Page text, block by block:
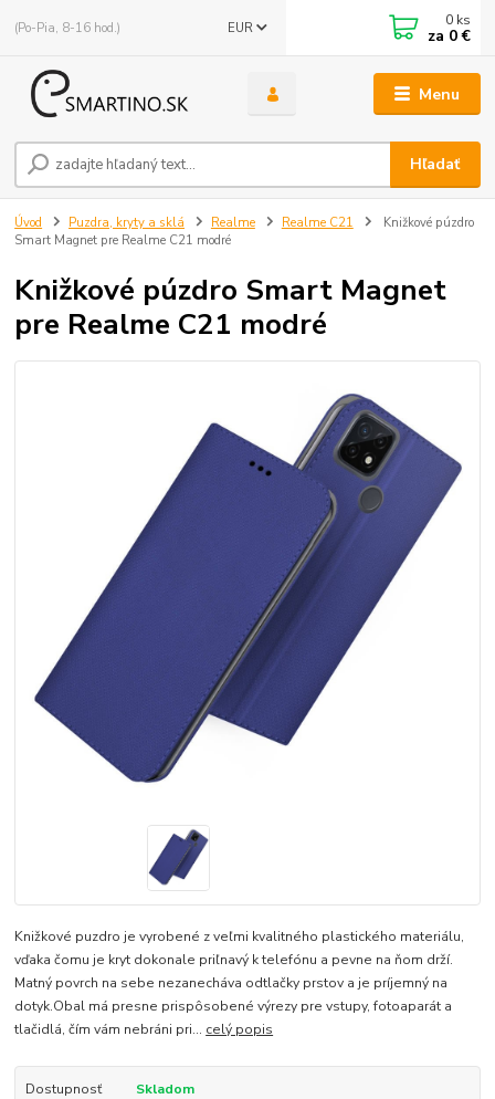
Menu
EUR
Hľadať
(Po-Pia, 8-16 hod.) 0 ks
za 0 €
Úvod Puzdra, kryty a sklá Realme Realme C21
Knižkové púzdro
Smart Magnet pre Realme C21 modré
Knižkové púzdro Smart Magnet
pre Realme C21 modré
Knižkové puzdro je vyrobené z veľmi kvalitného plastického materiálu,
vďaka čomu je kryt dokonale priľnavý k telefónu a pevne na ňom drží.
Matný povrch na sebe nezanecháva odtlačky prstov a je príjemný na
dotyk.Obal má presne prispôsobené výrezy pre vstupy, fotoaparát a
tlačidlá, čím vám nebráni pri... celý popis
Dostupnosť Skladom